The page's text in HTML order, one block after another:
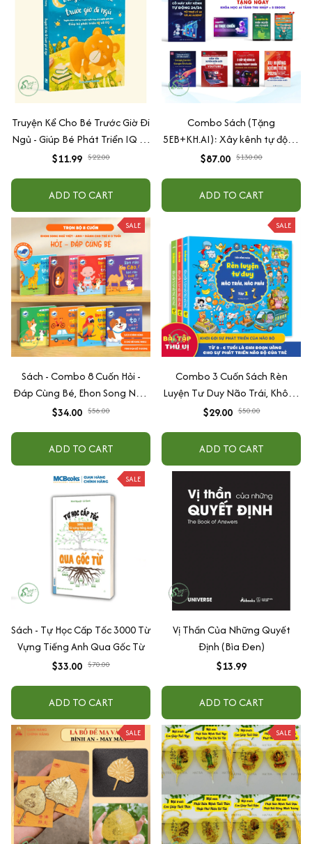
Truyện Kể Cho Bé Trước Giờ Đi
Ngủ - Giúp Bé Phát Triển IQ Và
EQ
$11.99 $22.00
ADD TO CART
Combo Sách (Tặng
5EB+KH.AI): Xây kênh tự động
AI Agent + AI siêu mạnh + 3
+ Xu hướng
$87.00 $130.00
ADD TO CART
SALE
Sách - Combo 8 Cuốn Hỏi -
Đáp Cùng Bé, Ehon Song Ngữ
Việt - Anh - Dành Cho Bé Từ 0
$34.00 $56.00
ADD TO CART
SALE
Combo 3 Cuốn Sách Rèn
Luyện Tư Duy Não Trái, Không
Não Phải - Đánh Thức Tiềm
$29.00 $50.00
ADD TO CART
SALE
Sách - Tự Học Cấp Tốc 3000 Từ
Vựng Tiếng Anh Qua Gốc Từ
$33.00 $70.00
ADD TO CART
Vị Thần Của Những Quyết
Định (Bìa Đen)
$13.99
ADD TO CART
SALE SALE